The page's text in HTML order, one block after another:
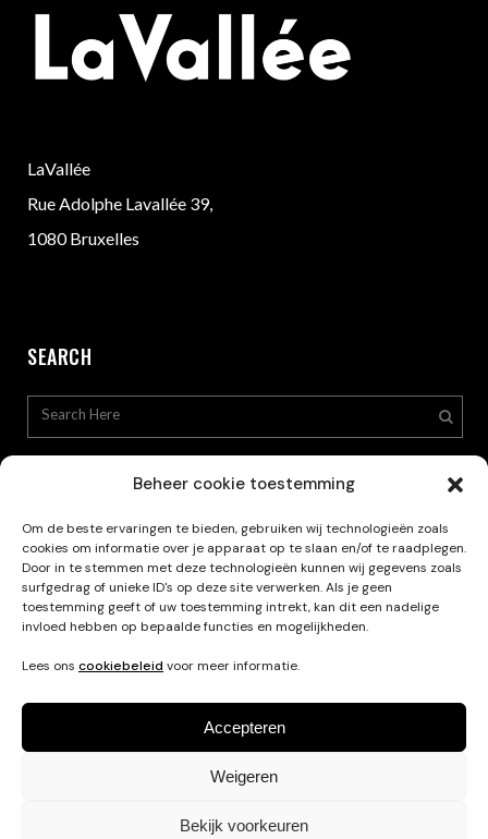
Beheer cookie toestemming
Om de beste ervaringen te bieden, gebruiken wij technologieën zoals
cookies om informatie over je apparaat op te slaan en/of te raadplegen.
Door in te stemmen met deze technologieën kunnen wij gegevens zoals
surfgedrag of unieke ID's op deze site verwerken. Als je geen
toestemming geeft of uw toestemming intrekt, kan dit een nadelige
invloed hebben op bepaalde functies en mogelijkheden.
Lees ons cookiebeleid voor meer informatie.
Accepteren
Weigeren
Bekijk voorkeuren
LaVallée
Rue Adolphe Lavallée 39,
1080 Bruxelles
SEARCH
Privacy Policy
Nederlands